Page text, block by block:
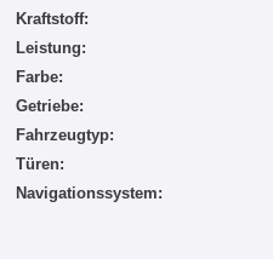
Kraftstoff:
Leistung:
Farbe:
Getriebe:
Fahrzeugtyp:
Türen:
Navigationssystem: